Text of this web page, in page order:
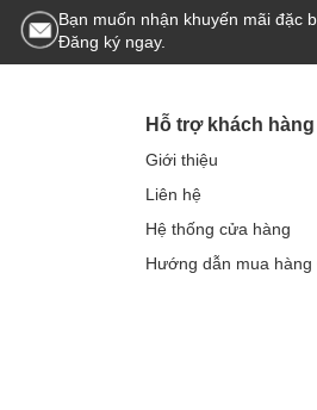
Bạn muốn nhận khuyến mãi đặc
Đăng ký ngay.
Hỗ trợ khách hàng
Giới thiệu
Liên hệ
Hệ thống cửa hàng
Hướng dẫn mua hàng